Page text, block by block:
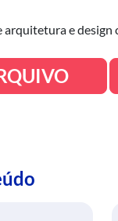
arquitetura e design